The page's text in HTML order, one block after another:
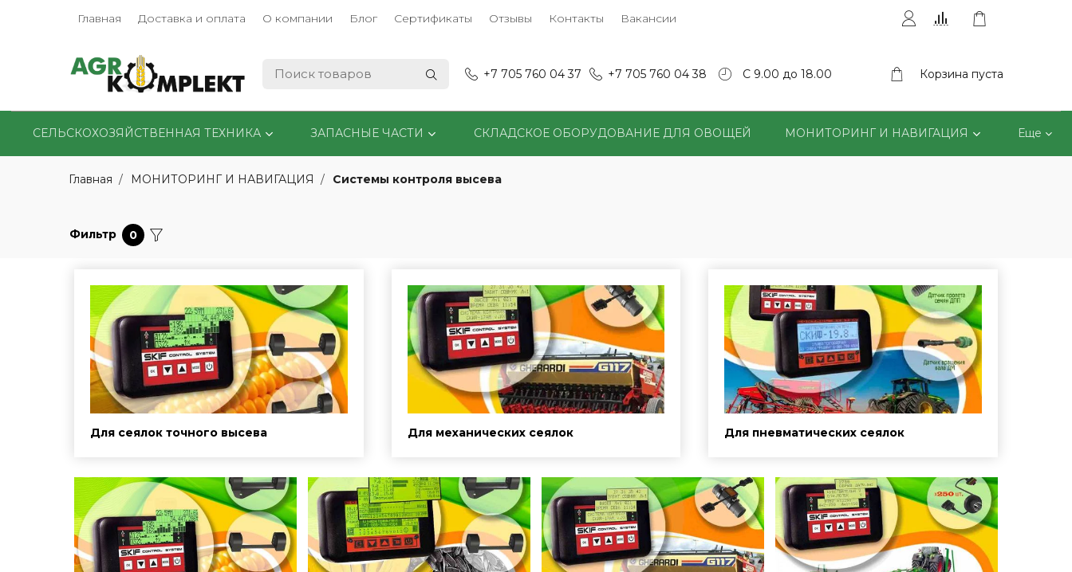
Главная Доставка и оплата О компании Блог Сертификаты Отзывы Контакты Вакансии
+7 705 760 04 37 +7 705 760 04 38 С 9.00 до 18.00 Корзина пуста
СЕЛЬСКОХОЗЯЙСТВЕННАЯ ТЕХНИКА ЗАПАСНЫЕ ЧАСТИ СКЛАДСКОЕ ОБОРУДОВАНИЕ ДЛЯ ОВОЩЕЙ МОНИТОРИНГ И НАВИГАЦИЯ Еще
Главная МОНИТОРИНГ И НАВИГАЦИЯ Системы контроля высева
Фильтр 0
Для сеялок точного высева Для механических сеялок Для пневматических сеялок